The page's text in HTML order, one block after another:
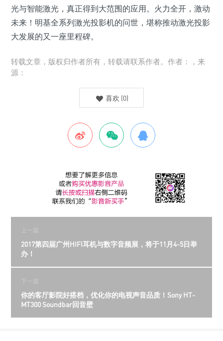
光与智能激光，真正得到大范围的应用。火力全开，激动
未来！明基全系列激光投影机的问世，堪称推动激光投影
大发展的又一座里程碑。
转载文章，版权归作者所有，转载请联系作者。作者：，来
源：
喜欢 (0)
上一篇
2017第四届广州HIFI耳机与数字音频展，将于11月4-5日举
办！
下一篇
你的客厅影院好搭档，优化你的电视声音品质！Sony HT-
MT300 Soundbar回音壁